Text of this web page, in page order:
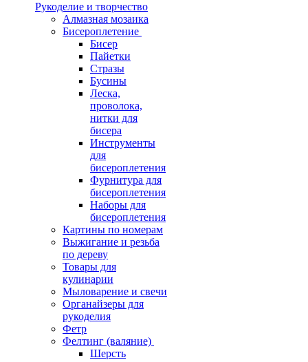
Рукоделие и творчество
Алмазная мозаика
Бисероплетение
Бисер
Пайетки
Стразы
Бусины
Леска,
проволока,
нитки для
бисера
Инструменты
для
бисероплетения
Фурнитура для
бисероплетения
Наборы для
бисероплетения
Картины по номерам
Выжигание и резьба
по дереву
Товары для
кулинарии
Мыловарение и свечи
Органайзеры для
рукоделия
Фетр
Фелтинг (валяние)
Шерсть